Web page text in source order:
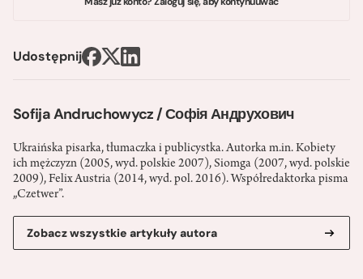
Sofija Andruchowycz / Софія Андрухович
Ukraińska pisarka, tłumaczka i publicystka. Autorka m.in. Kobiety
ich mężczyzn (2005, wyd. polskie 2007), Siomga (2007, wyd. polskie
2009), Felix Austria (2014, wyd. pol. 2016). Współredaktorka pisma
„Czetwer”.
Zobacz wszystkie artykuły autora
Udostępnij